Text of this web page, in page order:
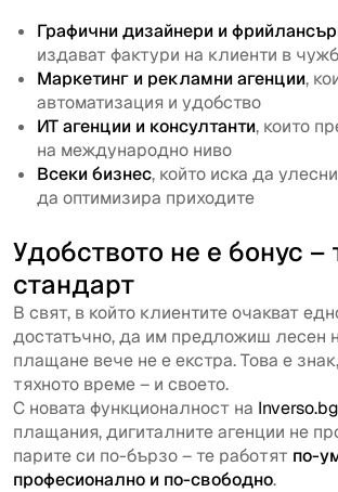
Графични дизайнери и
издават фактури на клиенти в
Маркетинг и рекламни агенции,
автоматизация и удобство
ИТ агенции и консултанти, които
на международно ниво
Всеки бизнес, който иска да
да оптимизира приходите
Удобството не е бонус –
стандарт
В свят, в който клиентите очакват
достатъчно, да им предложиш лесен
плащане вече не е екстра. Това е
тяхното време – и своето.
С новата функционалност на Inverso.bg
плащания, дигиталните агенции не
парите си по-бързо – те работят по-
професионално и по-свободно.